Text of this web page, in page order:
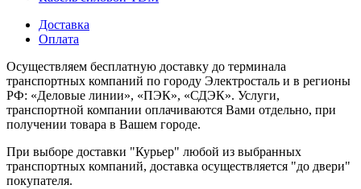
Доставка
Оплата
Осуществляем бесплатную доставку до терминала
транспортных компаний по городу Электросталь и в регионы
РФ: «Деловые линии», «ПЭК», «СДЭК». Услуги,
транспортной компании оплачиваются Вами отдельно, при
получении товара в Вашем городе.
При выборе доставки "Курьер" любой из выбранных
транспортных компаний, доставка осуществляется "до двери"
покупателя.